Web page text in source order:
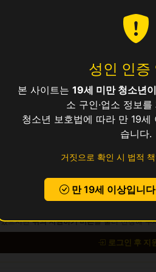
성인 인증
본 사이트는 19세 미만 청소년
소 구인·업소 정보
청소년 보호법에 따라 만 19세
습니다.
거짓으로 확인 시 법적
만 19세 이상입니다
으시면위의 지원하기 버튼을 눌러 신청해 주
로그인 후 지